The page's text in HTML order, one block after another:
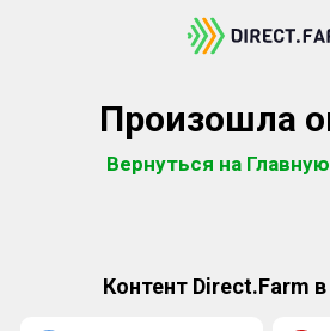
Произошла
Вернуться на
Контент Direct.Farm